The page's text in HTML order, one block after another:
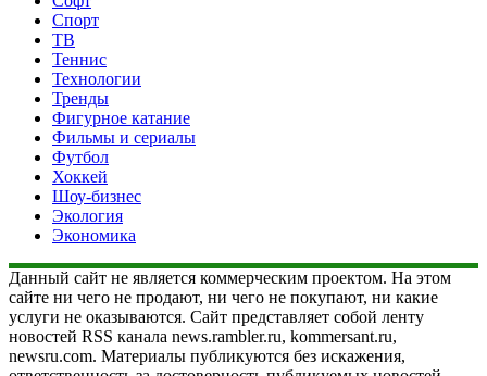
Спорт
ТВ
Теннис
Технологии
Тренды
Фигурное катание
Фильмы и сериалы
Футбол
Хоккей
Шоу-бизнес
Экология
Экономика
Данный сайт не является коммерческим проектом. На этом
сайте ни чего не продают, ни чего не покупают, ни какие
услуги не оказываются. Сайт представляет собой ленту
новостей RSS канала news.rambler.ru, kommersant.ru,
newsru.com. Материалы публикуются без искажения,